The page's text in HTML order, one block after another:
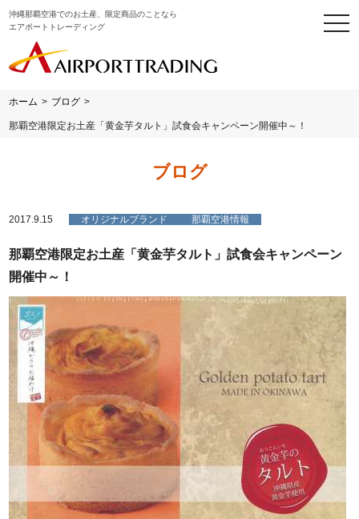
沖縄那覇空港でのお土産、限定商品のことなら
エアポートトレーディング
ホーム > ブログ >
那覇空港限定お土産「黄金芋タルト」試食会キャンペーン開催中～！
ブログ
2017.9.15 オリジナルブランド 那覇空港情報
那覇空港限定お土産「黄金芋タルト」試食会キャンペーン
開催中～！